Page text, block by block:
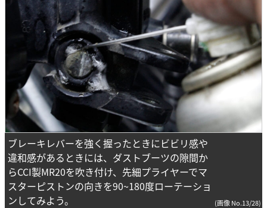
ブレーキレバーを強く握ったときにビビリ感や
違和感があるときには、ダストブーツの隙間か
らCCI製MR20を吹き付け、先細プライヤーでマ
スターピストンの向きを90~180度ローテーショ
ンしてみよう。
(画像 No.13/28)